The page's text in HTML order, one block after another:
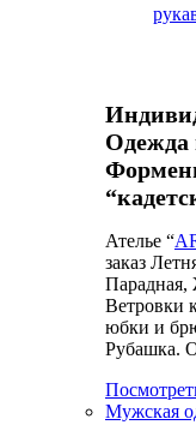
Одежда
Ателье “
заказ
Парадная,
Ветровки
юбки и
Рубашка.
Мужская